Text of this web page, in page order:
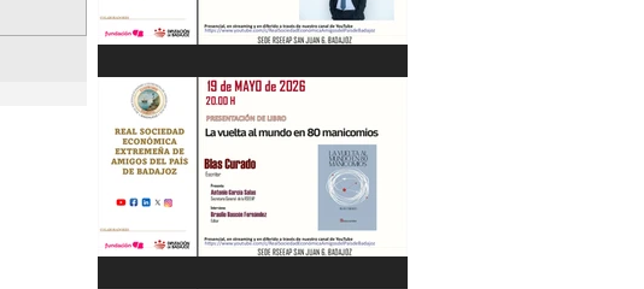
"La Gestión de la Seguridad Hídrica en
la Península en el Siglo XXI" Jesús
Contreras Olmedo 21/05/26